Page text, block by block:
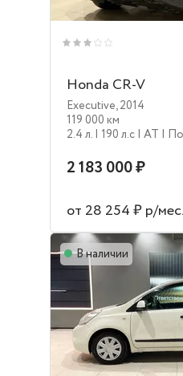
Honda CR-V
Executive,2014
119 000 км
2.4 л. | 190 л.c | AT |
2 183 000 ₽
от 28 254 ₽ р/мес.
В наличии